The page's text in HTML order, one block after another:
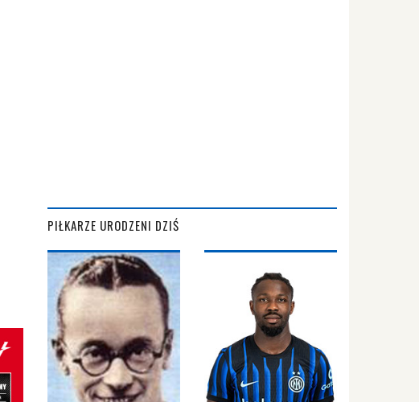
PIŁKARZE URODZENI DZIŚ